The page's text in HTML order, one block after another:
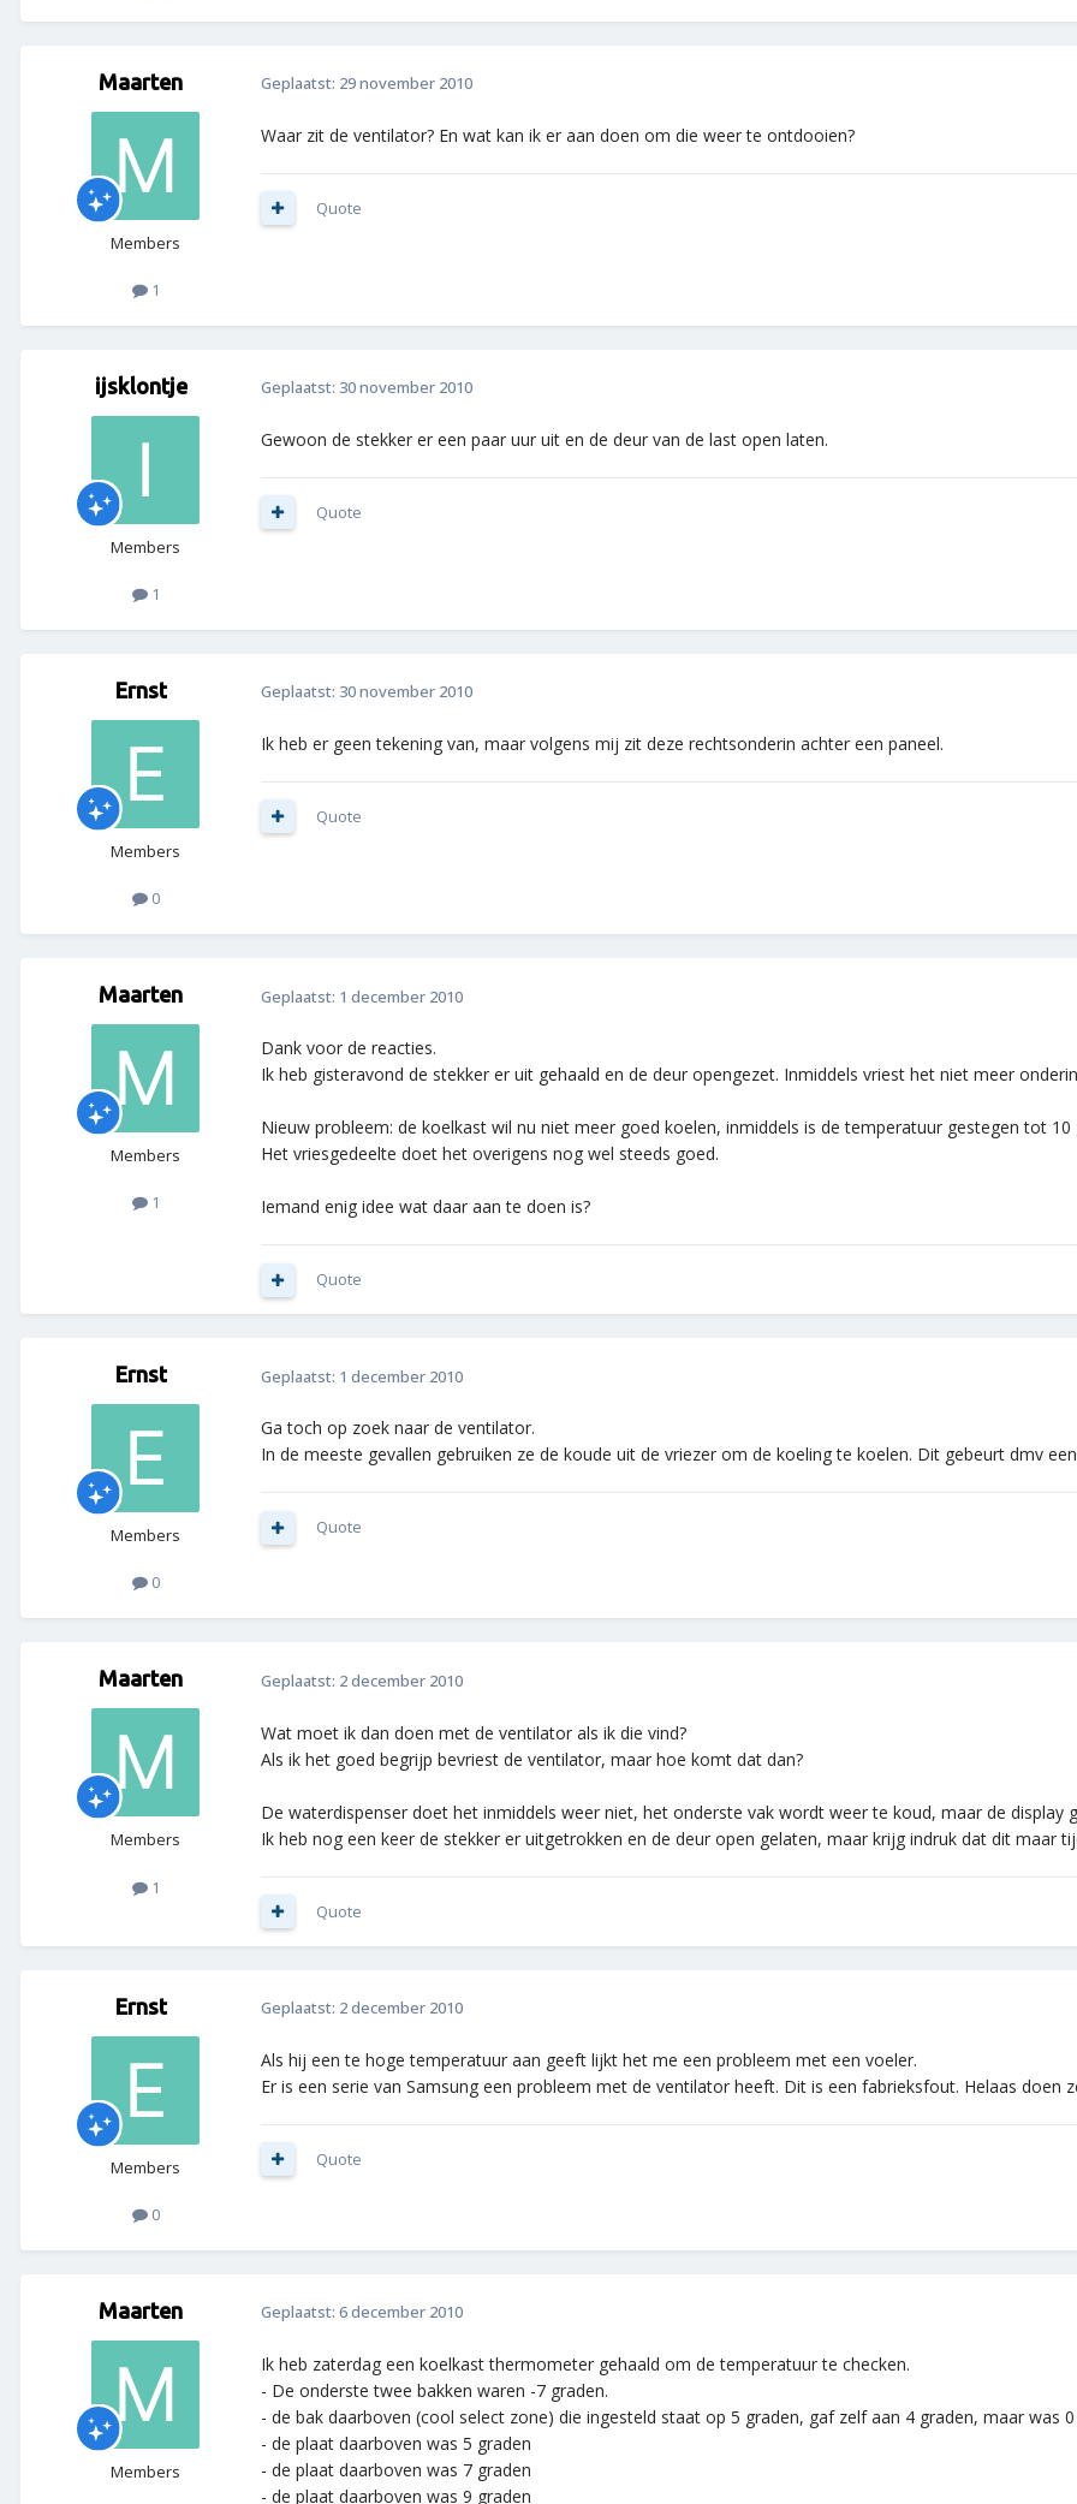
Maarten
Members
1
Geplaatst: 29 november 2010
Waar zit de ventilator? En wat kan ik er aan doen om die weer te ontdooien?
Quote
ijsklontje
Members
1
Geplaatst: 30 november 2010
Gewoon de stekker er een paar uur uit en de deur van de last open laten.
Quote
Ernst
Members
0
Geplaatst: 30 november 2010
Ik heb er geen tekening van, maar volgens mij zit deze rechtsonderin achter een paneel.
Quote
Maarten
Members
1
Geplaatst: 1 december 2010
Dank voor de reacties.
Ik heb gisteravond de stekker er uit gehaald en de deur opengezet. Inmiddels vriest het niet meer
Nieuw probleem: de koelkast wil nu niet meer goed koelen, inmiddels is de temperatuur gestegen tot 10
Het vriesgedeelte doet het overigens nog wel steeds goed.
Iemand enig idee wat daar aan te doen is?
Quote
Ernst
Members
0
Geplaatst: 1 december 2010
Ga toch op zoek naar de ventilator.
In de meeste gevallen gebruiken ze de koude uit de vriezer om de koeling te koelen. Dit gebeurt dmv
Quote
Maarten
Members
1
Geplaatst: 2 december 2010
Wat moet ik dan doen met de ventilator als ik die vind?
Als ik het goed begrijp bevriest de ventilator, maar hoe komt dat dan?
De waterdispenser doet het inmiddels weer niet, het onderste vak wordt weer te koud, maar de display
Ik heb nog een keer de stekker er uitgetrokken en de deur open gelaten, maar krijg indruk dat dit maar
Quote
Ernst
Members
0
Geplaatst: 2 december 2010
Als hij een te hoge temperatuur aan geeft lijkt het me een probleem met een voeler.
Er is een serie van Samsung een probleem met de ventilator heeft. Dit is een fabrieksfout. Helaas doen
Quote
Maarten
Members
Geplaatst: 6 december 2010
Ik heb zaterdag een koelkast thermometer gehaald om de temperatuur te checken.
- De onderste twee bakken waren -7 graden.
- de bak daarboven (cool select zone) die ingesteld staat op 5 graden, gaf zelf aan 4 graden, maar was 0
- de plaat daarboven was 5 graden
- de plaat daarboven was 7 graden
- de plaat daarboven was 9 graden